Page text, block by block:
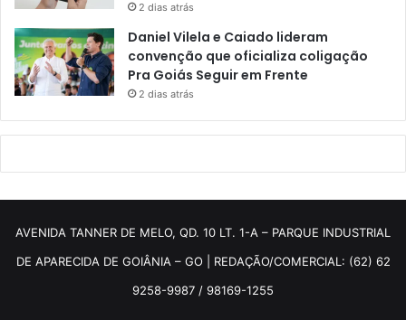
2 dias atrás
Daniel Vilela e Caiado lideram
convenção que oficializa coligação
Pra Goiás Seguir em Frente
2 dias atrás
AVENIDA TANNER DE MELO, QD. 10 LT. 1-A – PARQUE INDUSTRIAL
DE APARECIDA DE GOIÂNIA – GO | REDAÇÃO/COMERCIAL: (62) 62
9258-9987 / 98169-1255